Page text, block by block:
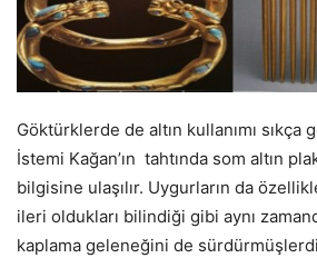
Göktürklerde de altın kullanımı
İstemi Kağan’ın tahtında som altın
bilgisine ulaşılır. Uygurların da
ileri oldukları bilindiği gibi aynı
kaplama geleneğini de